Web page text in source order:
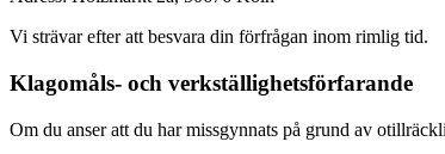
Vi strävar efter att besvara din förfrågan inom rimlig tid.
Klagomåls- och verkställighetsförfarande
Om du anser att du har missgynnats på grund av